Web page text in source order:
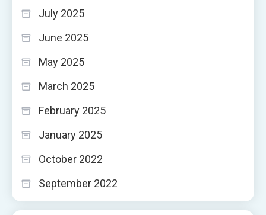
July 2025
June 2025
May 2025
March 2025
February 2025
January 2025
October 2022
September 2022